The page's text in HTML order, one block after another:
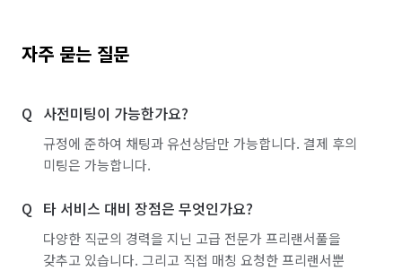
자주 묻는 질문
사전미팅이 가능한가요?
규정에 준하여 채팅과 유선상담만 가능합니다. 결제 후의
미팅은 가능합니다.
타 서비스 대비 장점은 무엇인가요?
다양한 직군의 경력을 지닌 고급 전문가 프리랜서풀을
갖추고 있습니다. 그리고 직접 매칭 요청한 프리랜서뿐